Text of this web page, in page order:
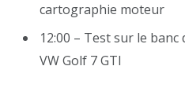
cartographie moteur
12:00 – Test sur le banc
VW Golf 7 GTI